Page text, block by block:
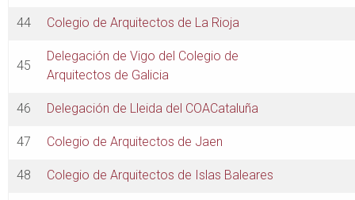
44 Colegio de Arquitectos de La Rioja
45
Delegación de Vigo del Colegio de
Arquitectos de Galicia
46 Delegación de Lleida del COACataluña
47 Colegio de Arquitectos de Jaen
48 Colegio de Arquitectos de Islas Baleares